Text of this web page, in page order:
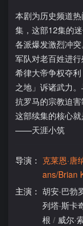
本剧为历史频道
集，这部12集的
各派爆发激烈冲
军队对老百姓进
希律大帝争权夺
之地」诉诸武力
抗罗马的宗教迫害
这部续集的核心就
——天涯小筑
导演： 克莱恩·唐
ans/Brian
主演： 胡安·巴勃
列塔·斯卡
根 / 威尔·